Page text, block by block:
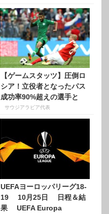
【ゲームスタッツ】圧倒ロ
シア！立役者となったパス
成功率90%超えの選手と
は？
サウジアラビア代表
UEFAヨーロッパリーグ18-
19 10月25日 日程＆結
果 UEFA Europa